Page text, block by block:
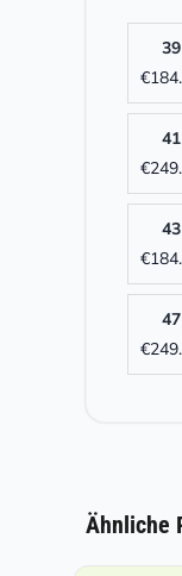
39
€
41
€
43
€
47
€
Ähnliche